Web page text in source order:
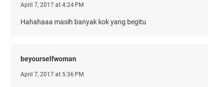
April 7, 2017 at 4:24 PM
Hahahaaa masih banyak kok yang begitu
beyourselfwoman
April 7, 2017 at 5:36 PM